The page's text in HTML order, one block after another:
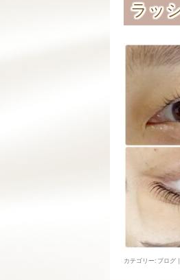
ラッ
カテゴリー: ブログ